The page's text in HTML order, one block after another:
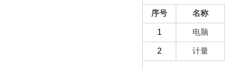
序号 名称
1 电脑
2 计量